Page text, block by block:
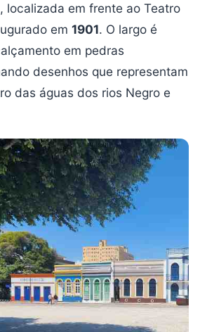
localizada em frente ao Teatro
em 1901. O largo é
em pedras
desenhos que representam
das águas dos rios Negro e